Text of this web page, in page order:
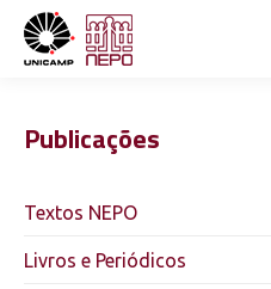
Publicações
Textos NEPO
Livros e Periódicos